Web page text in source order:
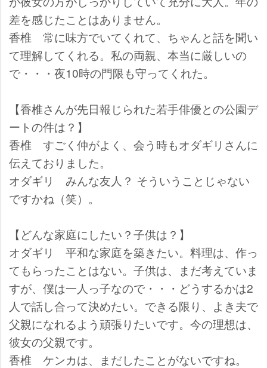
差を感じたことはありません。
香椎 常に味方でいてくれて、ちゃんと話を聞い
て理解してくれる。私の両親、本当に厳しいの
で・・・夜10時の門限も守ってくれた。
【香椎さんが先日報じられた若手俳優との公園デ
ートの件は？】
香椎 すごく仲がよく、会う時もオダギリさんに
伝えておりました。
オダギリ
みんな友人？ そういうことじゃない
ですかね（笑）。
【どんな家庭にしたい？子供は？】
オダギリ
平和な家庭を築きたい。料理は、作っ
てもらったことはない。子供は、まだ考えていま
すが、僕は一人っ子なので・・・どうするかは2
人で話し合って決めたい。できる限り、よき夫で
父親になれるよう頑張りたいです。今の理想は、
彼女の父親です。
香椎 ケンカは、まだしたことがないですね。